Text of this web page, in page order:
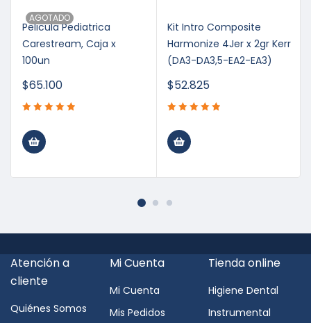
AGOTADO
Pelicula Pediatrica
Carestream, Caja x
100un
$65.100
Kit Intro Composite
Harmonize 4Jer x 2gr Kerr
(DA3-DA3,5-EA2-EA3)
$52.825
Atención a
cliente
Quiénes Somos
Mi Cuenta
Mi Cuenta
Mis Pedidos
Tienda online
Higiene Dental
Instrumental